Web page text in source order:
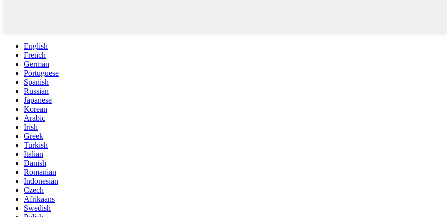
English
French
German
Portuguese
Spanish
Russian
Japanese
Korean
Arabic
Irish
Greek
Turkish
Italian
Danish
Romanian
Indonesian
Czech
Afrikaans
Swedish